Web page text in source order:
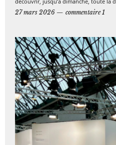
27 mars 2026
commentaire 1